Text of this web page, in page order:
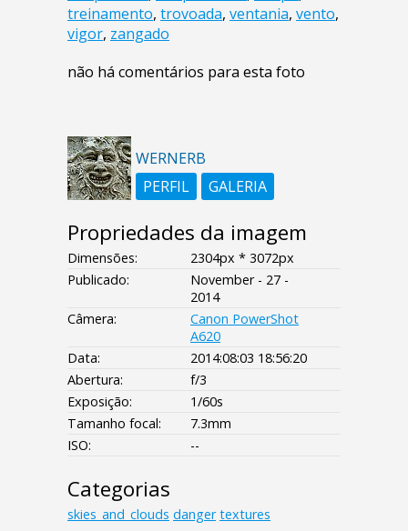
treinamento, trovoada, ventania, vento,
vigor, zangado
não há comentários para esta foto
WERNERB
PERFIL
GALERIA
Propriedades da imagem
Dimensões:
2304px * 3072px
Publicado:
November - 27 -
2014
Câmera:
Canon PowerShot
A620
Data:
2014:08:03 18:56:20
Abertura:
f/3
Exposição:
1/60s
Tamanho focal:
7.3mm
ISO:
--
Categorias
skies_and_clouds danger textures